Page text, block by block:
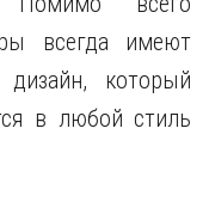
всегда имеют
дизайн, который
в любой стиль